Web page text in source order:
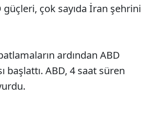
çok sayıda İran şehrini
ardından ABD
başlattı. ABD, 4 saat süren